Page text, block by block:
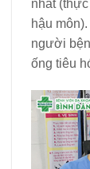
nhất
hậu
người
ống tiêu